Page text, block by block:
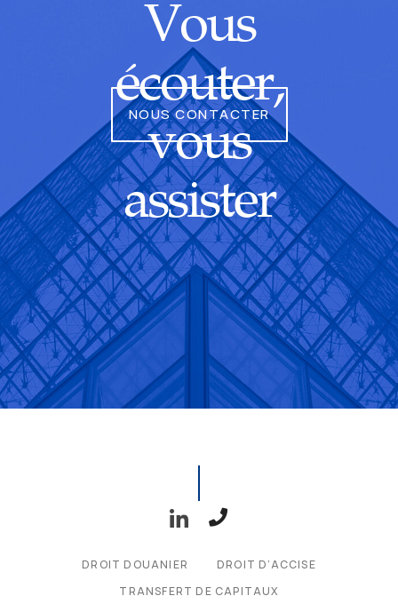
Vous
écouter,
vous
assister
NOUS CONTACTER
DROIT DOUANIER
DROIT D’ACCISE
TRANSFERT DE CAPITAUX